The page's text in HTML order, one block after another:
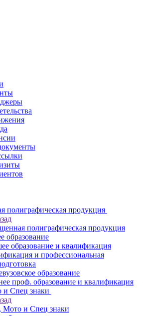
полиграфическая продукция
полиграфическая продукция
образование
образование и квалификация
и профессиональная
образование
проф. образование и квалификация
и Спец знаки
Мото и Спец знаки